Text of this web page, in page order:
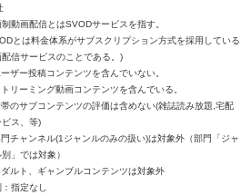
制動画配信とはSVODサービスを指す。
とは料金体系がサブスクリプション方式を採用している
配信サービスのことである。)
ザー投稿コンテンツを含んでいない。
リーミング動画コンテンツを含んでいる。
のサブコンテンツの評価は含めない(雑誌読み放題,宅配
ビス、等)
チャンネル(1ジャンルのみの扱い)は対象外（部門「ジャ
」では対象）
ルト、ギャンブルコンテンツは対象外
指定なし